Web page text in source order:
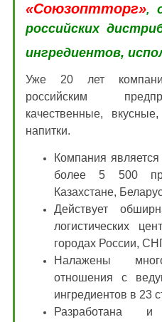
«Союзоптторг»,
российских
ингредиентов,
Уже 20 лет
российским
качественные,
напитки.
Компания
более 5 500
Казахстане,
Действует
логистических
городах России,
Налажены
отношения с
ингредиентов в 23
Разработана